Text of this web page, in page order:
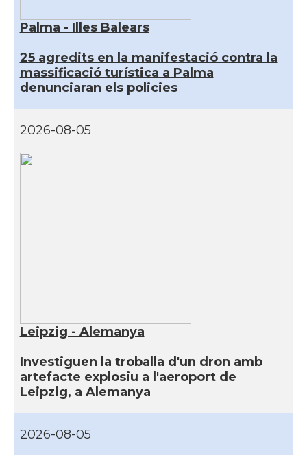
Palma - Illes Balears
25 agredits en la manifestació contra la
massificació turística a Palma
denunciaran els policies
2026-08-05
Leipzig - Alemanya
Investiguen la troballa d'un dron amb
artefacte explosiu a l'aeroport de
Leipzig, a Alemanya
2026-08-05